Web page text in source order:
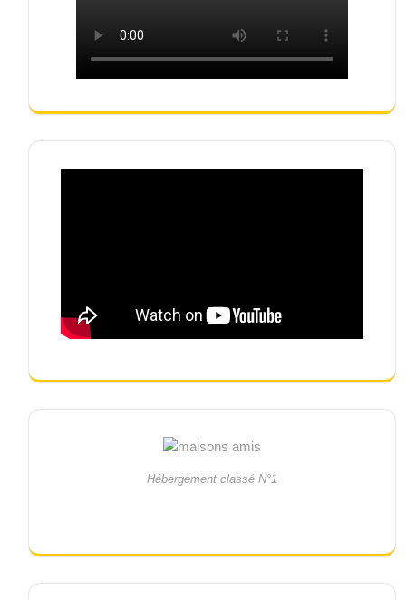
Hébergement classé N°1